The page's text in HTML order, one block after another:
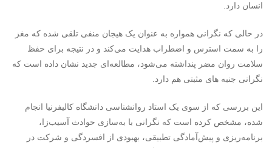
انسان دارد.
در حالی که نگرانی همواره به عنوان یک هیجان منفی تلقی شده که مغز
را به سمت استرس و اضطراب هدایت می‌کند و در نتیجه برای حفظ
سلامت روان مضر پنداشته می‌شود، مطالعه‌ای جدید نشان داده است که
نگرانی جنبه های مثبتی هم دارد.
این بررسی که از سوی یک استاد روانشناسی دانشگاه کالیفرنیا انجام
شده، مشخص کرده است که نگرانی با به‌سازی حوادث آسیب‌زا،
برنامه‌ریزی و پیش‌آمادگی تطبیقی، بهبودی از افسردگی و شرکت در